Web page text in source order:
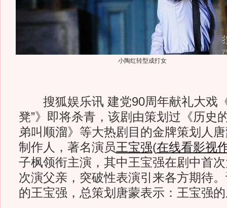
小陶红转型成打女
搜狐娱乐讯 建党90周年献礼大戏《
凳”》即将杀青，该剧由策划过《历史
弟叫顺溜》等大热剧目的金牌策划人
制作人，著名演员王宝强(在线看影视
子枫领衔主演，其中王宝强在剧中首
次演父亲，突破性表演引来各方期待
的王宝强，总策划唐蒙表示：王宝强